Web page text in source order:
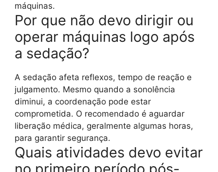
máquinas.
Por que não devo dirigir ou
operar máquinas logo após
a sedação?
A sedação afeta reflexos, tempo de reação e
julgamento. Mesmo quando a sonolência
diminui, a coordenação pode estar
comprometida. O recomendado é aguardar
liberação médica, geralmente algumas horas,
para garantir segurança.
Quais atividades devo evitar